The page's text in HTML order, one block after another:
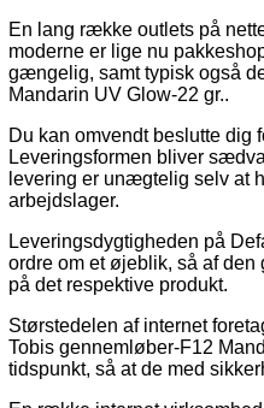
En lang række outlets på
moderne er lige nu
gængelig, samt typisk også
Mandarin UV Glow-22 gr..
Du kan omvendt beslutte dig
Leveringsformen bliver
levering er unægtelig selv at
arbejdslager.
Leveringsdygtigheden på
ordre om et øjeblik, så af
på det respektive produkt.
Størstedelen af internet
Tobis gennemløber-F12
tidspunkt, så at de med